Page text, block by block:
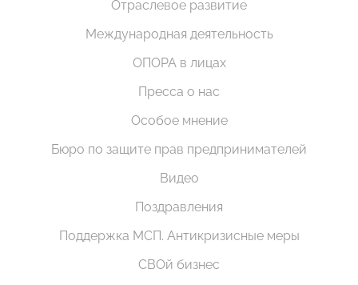
Отраслевое развитие
Международная деятельность
ОПОРА в лицах
Пресса о нас
Особое мнение
Бюро по защите прав предпринимателей
Видео
Поздравления
Поддержка МСП. Антикризисные меры
СВОй бизнес